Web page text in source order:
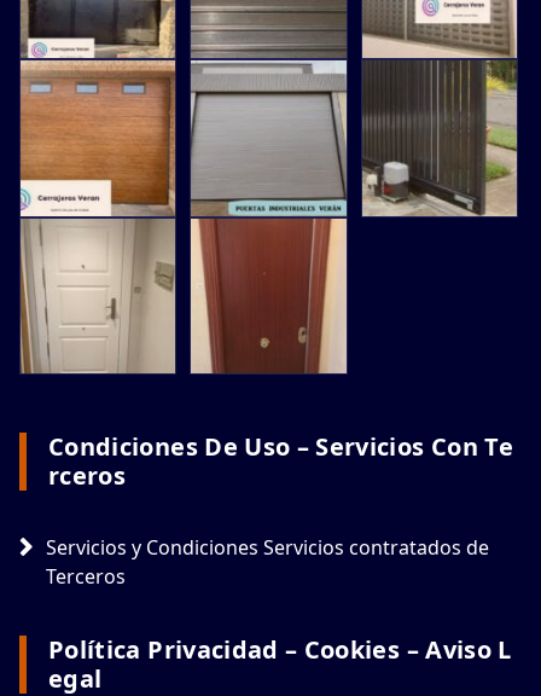
Condiciones De Uso – Servicios Con Te
Rceros
Servicios y Condiciones Servicios contratados de
Terceros
Política Privacidad – Cookies – Aviso L
Egal